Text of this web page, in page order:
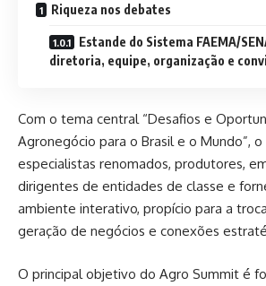
Riqueza nos debates
Estande do Sistema FAEMA/
diretoria, equipe, organização e
Com o tema central “Desafios e
Agronegócio para o Brasil e o Mundo”,
especialistas renomados, produtores,
dirigentes de entidades de classe e
ambiente interativo, propício para a
geração de negócios e conexões
O principal objetivo do Agro Summit é